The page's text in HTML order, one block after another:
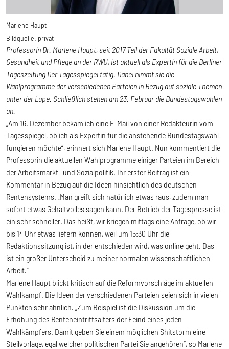
Marlene Haupt
Bildquelle: privat
Professorin Dr. Marlene Haupt, seit 2017 Teil der Fakultät Soziale Arbeit,
Gesundheit und Pflege an der RWU, ist aktuell als Expertin für die Berliner
Tageszeitung Der Tagesspiegel tätig. Dabei nimmt sie die
Wahlprogramme der verschiedenen Parteien in Bezug auf soziale Themen
unter der Lupe. Schließlich stehen am 23. Februar die Bundestagswahlen
an.
„Am 16. Dezember bekam ich eine E-Mail von einer Redakteurin vom
Tagesspiegel, ob ich als Expertin für die anstehende Bundestagswahl
fungieren möchte“, erinnert sich Marlene Haupt. Nun kommentiert die
Professorin die aktuellen Wahlprogramme einiger Parteien im Bereich
der Arbeitsmarkt- und Sozialpolitik. Ihr erster Beitrag ist ein
Kommentar in Bezug auf die Ideen hinsichtlich des deutschen
Rentensystems. „Man greift sich natürlich etwas raus, zudem man
sofort etwas Gehaltvolles sagen kann. Der Betrieb der Tagespresse ist
ein sehr schneller. Das heißt, wir kriegen mittags eine Anfrage, ob wir
bis 14 Uhr etwas liefern können, weil um 15:30 Uhr die
Redaktionssitzung ist, in der entschieden wird, was online geht. Das
ist ein großer Unterscheid zu meiner normalen wissenschaftlichen
Arbeit.“
Marlene Haupt blickt kritisch auf die Reformvorschläge im aktuellen
Wahlkampf. Die Ideen der verschiedenen Parteien seien sich in vielen
Punkten sehr ähnlich. „Zum Beispiel ist die Diskussion um die
Erhöhung des Renteneintrittsalters der Feind eines jeden
Wahlkämpfers. Damit geben Sie einem möglichen Shitstorm eine
Steilvorlage, egal welcher politischen Partei Sie angehören“, so Marlene